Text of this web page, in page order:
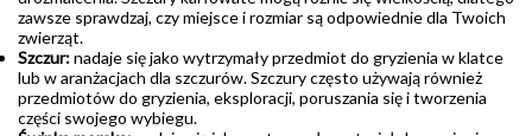
zawsze sprawdzaj, czy miejsce i rozmiar są odpowiednie dla Twoich
zwierząt.
Szczur:nadaje się jako wytrzymały przedmiot do gryzienia w klatce
lub w aranżacjach dla szczurów. Szczury często używają również
przedmiotów do gryzienia, eksploracji, poruszania się i tworzenia
części swojego wybiegu.